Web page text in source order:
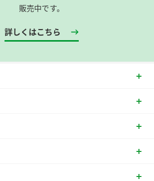
販売中です。
詳しくはこちら